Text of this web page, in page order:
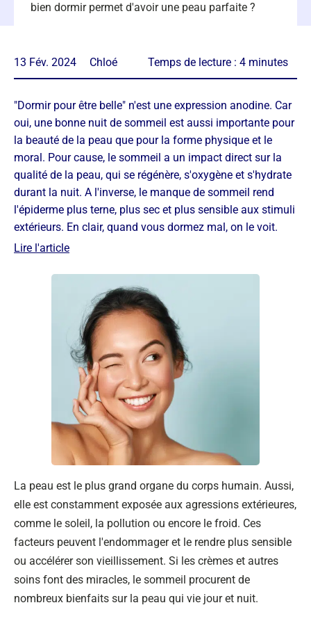
bien dormir permet d'avoir une peau parfaite ?
13 Fév. 2024 Chloé Temps de lecture : 4 minutes
"Dormir pour être belle" n'est une expression anodine. Car
oui, une bonne nuit de sommeil est aussi importante pour
la beauté de la peau que pour la forme physique et le
moral. Pour cause, le sommeil a un impact direct sur la
qualité de la peau, qui se régénère, s'oxygène et s'hydrate
durant la nuit. A l'inverse, le manque de sommeil rend
l'épiderme plus terne, plus sec et plus sensible aux stimuli
extérieurs. En clair, quand vous dormez mal, on le voit.
Lire l'article
La peau est le plus grand organe du corps humain. Aussi,
elle est constamment exposée aux agressions extérieures,
comme le soleil, la pollution ou encore le froid. Ces
facteurs peuvent l'endommager et le rendre plus sensible
ou accélérer son vieillissement. Si les crèmes et autres
soins font des miracles, le sommeil procurent de
nombreux bienfaits sur la peau qui vie jour et nuit.